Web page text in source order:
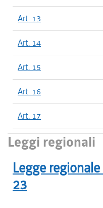
Art. 13
Art. 14
Art. 15
Art. 16
Art. 17
Leggi regionali
Legge regionale
23